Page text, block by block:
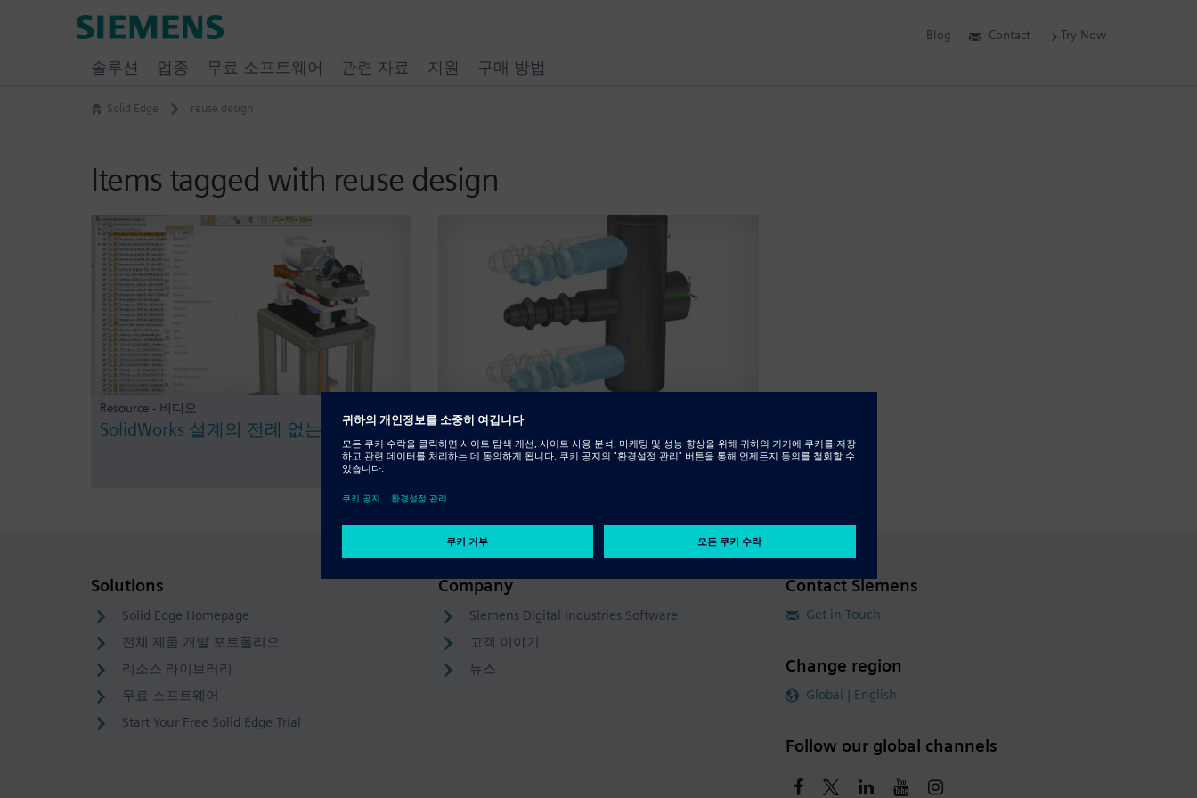
Solid Edge reuse design
Items tagged with reuse design
Resource - 비디오
SolidWorks 설계의 전례 없는 재사용
다른 3D CAD 모델의 개선된 설계 재사
용
Solutions
Solid Edge Homepage
전체 제품 개발 포트폴리오
리소스 라이브러리
무료 소프트웨어
Start Your Free Solid Edge Trial
Company
Siemens Digital Industries Software
고객 이야기
뉴스
Contact Siemens
Get in Touch
Change region
Global | English
Follow our global channels
Blog Contact Try Now
솔루션 업종 무료 소프트웨어 관련 자료 지원 구매 방법